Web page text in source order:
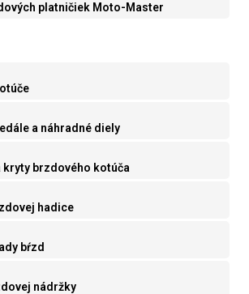
platničiek Moto-Master
a náhradné diely
kryty brzdového kotúča
hadice
bŕzd
nádržky